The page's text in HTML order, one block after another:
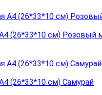
(26*33*10 см) Розовый
(26*33*10 см) Самурай